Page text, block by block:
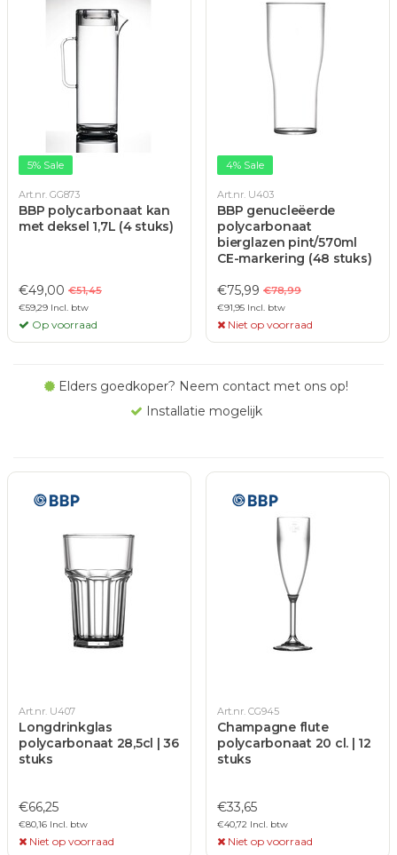
5% Sale
Art.nr. GG873
BBP polycarbonaat kan
met deksel 1,7L (4 stuks)
€49,00 €51,45
€59,29 Incl. btw
Op voorraad
4% Sale
Art.nr. U403
BBP genucleëerde
polycarbonaat
bierglazen pint/570ml
CE-markering (48 stuks)
€75,99 €78,99
€91,95 Incl. btw
Niet op voorraad
Elders goedkoper? Neem contact met ons op!
Installatie mogelijk
Art.nr. U407
Longdrinkglas
polycarbonaat 28,5cl | 36
stuks
€66,25
€80,16 Incl. btw
Niet op voorraad
Art.nr. CG945
Champagne flute
polycarbonaat 20 cl. | 12
stuks
€33,65
€40,72 Incl. btw
Niet op voorraad